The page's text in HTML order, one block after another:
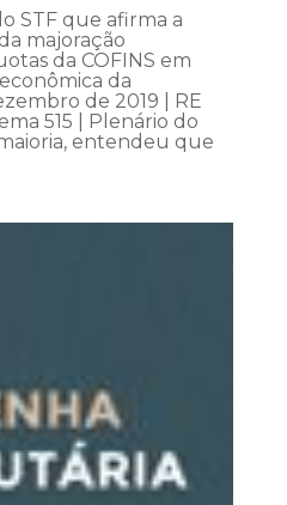
STF que afirma a
majoração
da COFINS em
da
de 2019 | RE
515 | Plenário do
entendeu que